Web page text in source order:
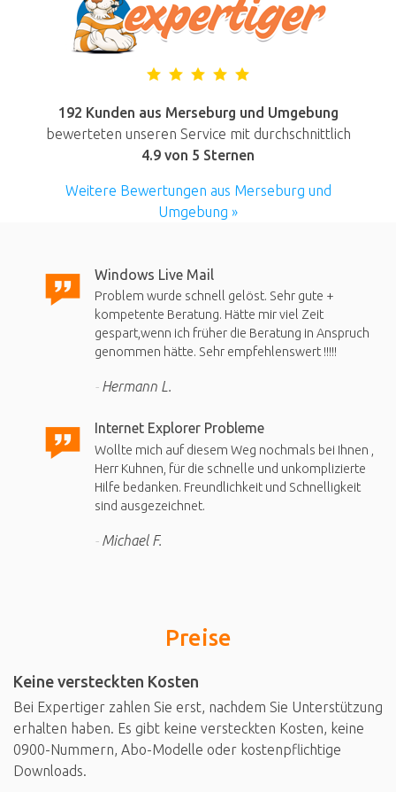
192 Kunden aus Merseburg und Umgebung
bewerteten unseren Service mit durchschnittlich
4.9 von 5 Sternen
Weitere Bewertungen aus Merseburg und
Umgebung »
Windows Live Mail
Problem wurde schnell gelöst. Sehr gute +
kompetente Beratung. Hätte mir viel Zeit
gespart,wenn ich früher die Beratung in Anspruch
genommen hätte. Sehr empfehlenswert !!!!!
Hermann L.
Internet Explorer Probleme
Wollte mich auf diesem Weg nochmals bei Ihnen ,
Herr Kuhnen, für die schnelle und unkomplizierte
Hilfe bedanken. Freundlichkeit und Schnelligkeit
sind ausgezeichnet.
Michael F.
Preise
Keine versteckten Kosten
Bei Expertiger zahlen Sie erst, nachdem Sie Unterstützung
erhalten haben. Es gibt keine versteckten Kosten, keine
0900-Nummern, Abo-Modelle oder kostenpflichtige
Downloads.